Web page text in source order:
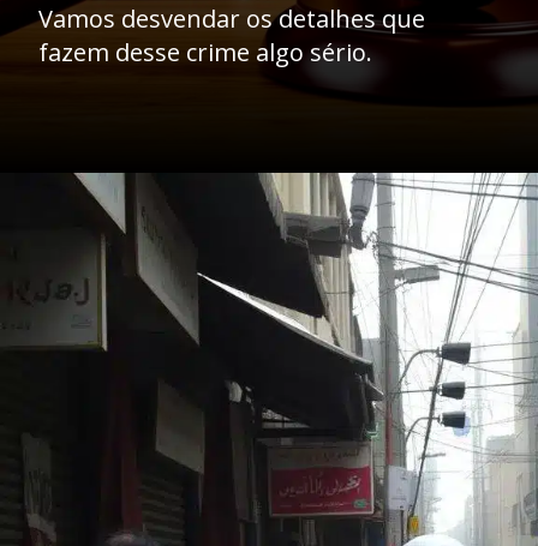
Vamos desvendar os detalhes que
fazem desse crime algo sério.
Opening https://ademilsoncs.adv.br/